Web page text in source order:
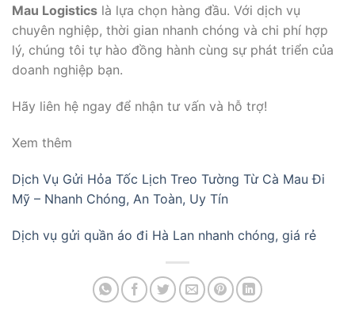
Mau Logistics là lựa chọn hàng đầu. Với dịch vụ
chuyên nghiệp, thời gian nhanh chóng và chi phí hợp
lý, chúng tôi tự hào đồng hành cùng sự phát triển của
doanh nghiệp bạn.
Hãy liên hệ ngay để nhận tư vấn và hỗ trợ!
Xem thêm
Dịch Vụ Gửi Hỏa Tốc Lịch Treo Tường Từ Cà Mau Đi
Mỹ – Nhanh Chóng, An Toàn, Uy Tín
Dịch vụ gửi quần áo đi Hà Lan nhanh chóng, giá rẻ